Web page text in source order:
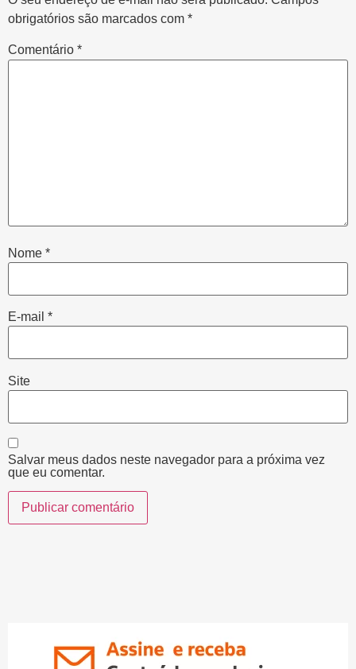
obrigatórios são marcados com *
Comentário *
Nome *
E-mail *
Site
Salvar meus dados neste navegador para a próxima vez
que eu comentar.